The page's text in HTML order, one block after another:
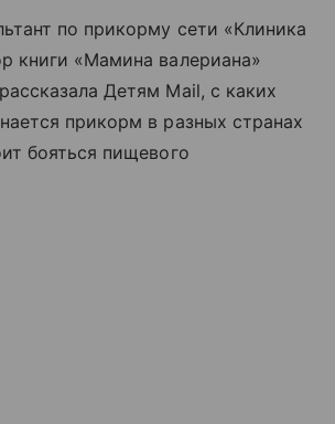
по прикорму сети «Клиника
книги «Мамина валериана»
Детям Mail, с каких
прикорм в разных странах
бояться пищевого